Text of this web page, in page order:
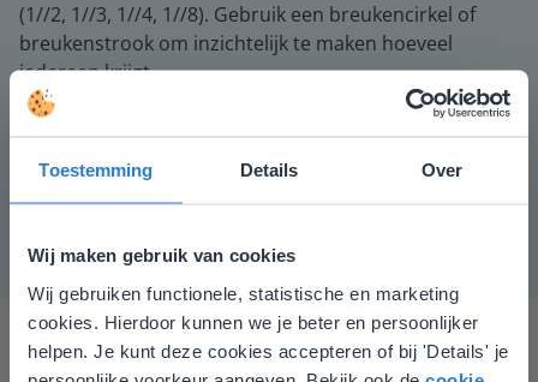
Toestemming Details Over
Wij maken gebruik van cookies
Wij gebruiken functionele, statistische en marketing
cookies. Hierdoor kunnen we je beter en persoonlijker
helpen. Je kunt deze cookies accepteren of bij 'Details' je
(1//2, 1//3, 1//4, 1//8). Gebruik een breukencirkel of
breukenstrook om inzichtelijk te maken hoeveel
iedereen krijgt.
Instructiemateriaal
en breukencirkels.
Deze website komt niet
overeen met je locatie